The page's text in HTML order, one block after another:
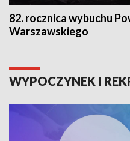
82. rocznica wybuchu
Warszawskiego
WYPOCZYNEK I